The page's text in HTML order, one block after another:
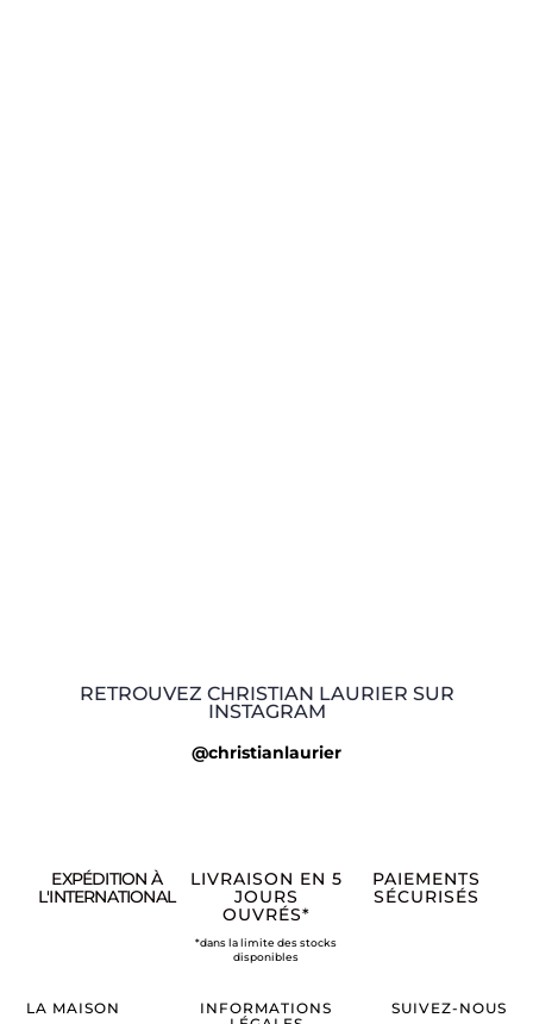
RETROUVEZ CHRISTIAN LAURIER SUR
INSTAGRAM
@christianlaurier
EXPÉDITION À
L'INTERNATIONAL
LIVRAISON EN 5
JOURS
OUVRÉS*
*dans la limite des stocks
disponibles
PAIEMENTS
SÉCURISÉS
LA MAISON
INFORMATIONS
SUIVEZ-NOUS